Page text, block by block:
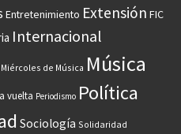
Entretenimiento Extensión FIC
Internacional
Miércoles de Música Música
vuelta Periodismo Política
Sociología Solidaridad